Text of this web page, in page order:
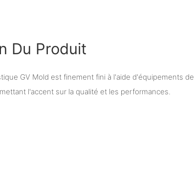
Du Produit
GV Mold est finement fini à l'aide d'équipements de
l'accent sur la qualité et les performances.